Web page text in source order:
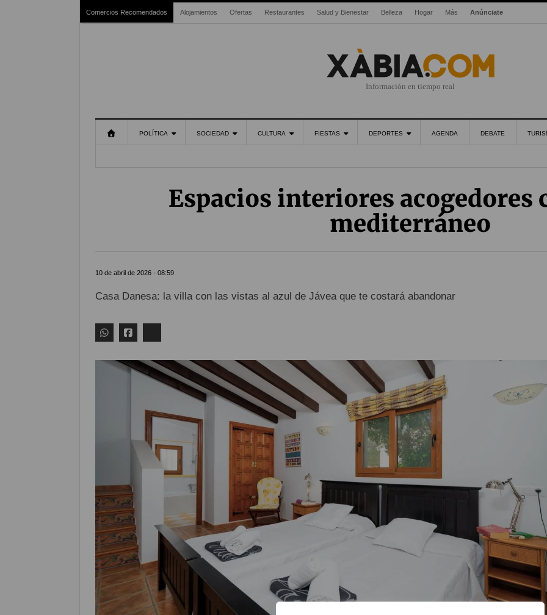
Comercios Recomendados Alojamientos Ofertas Restaurantes Salud y Bienestar Belleza Hogar Más Anúnciate
Información en tiempo real
POLÍTICA SOCIEDAD CULTURA FIESTAS DEPORTES AGENDA DEBATE
Espacios interiores acogedores
mediterráneo
10 de abril de 2026 - 08:59
Casa Danesa: la villa con las vistas al azul de Jávea que te costará abandonar